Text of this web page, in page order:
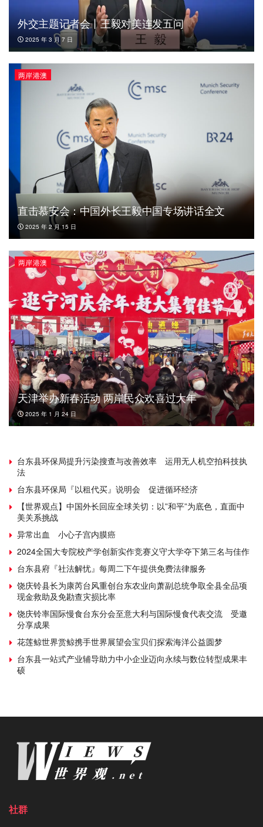
外交主题记者会丨王毅对美连发五问
2025 年 3 月 7 日
两岸港澳
直击慕安会：中国外长王毅中国专场讲话全文
2025 年 2 月 15 日
两岸港澳
天津举办新春活动 两岸民众欢喜过大年
2025 年 1 月 24 日
台东县环保局提升污染搜查与改善效率 运用无人机空拍科技执
法
台东县环保局『以租代买』说明会 促进循环经济
【世界观点】中国外长回应全球关切：以”和平”为底色，直面中
美关系挑战
异常出血 小心子宫内膜癌
2024全国大专院校产学创新实作竞赛义守大学夺下第三名与佳作
台东县府『社法解忧』每周二下午提供免费法律服务
饶庆铃县长为康芮台风重创台东农业向萧副总统争取全县全品项
现金救助及免勘查灾损比率
饶庆铃率国际慢食台东分会至意大利与国际慢食代表交流 受邀
分享成果
花莲鲸世界赏鲸携手世界展望会宝贝们探索海洋公益圆梦
台东县一站式产业辅导助力中小企业迈向永续与数位转型成果丰
硕
社群